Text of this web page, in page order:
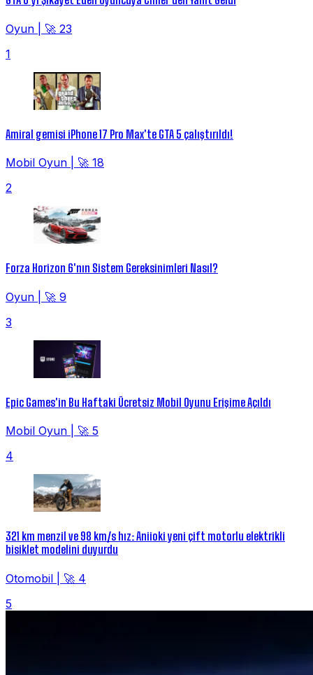
Oyun
🚀 23
1
Amiral gemisi iPhone 17 Pro Max'te GTA 5 çalıştırıldı!
Mobil Oyun
🚀 18
2
Forza Horizon 6'nın Sistem Gereksinimleri Nasıl?
Oyun
🚀 9
3
Epic Games'in Bu Haftaki Ücretsiz Mobil Oyunu Erişime Açıldı
Mobil Oyun
🚀 5
4
321 km menzil ve 98 km/s hız: Aniioki yeni çift motorlu elektrikli
bisiklet modelini duyurdu
Otomobil
🚀 4
5